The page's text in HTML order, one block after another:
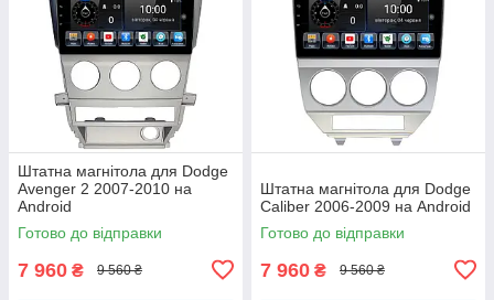
Штатна магнітола для Dodge
Avenger 2 2007-2010 на
Android
Готово до відправки
7 960 ₴ 9 560 ₴
Штатна магнітола для Dodge
Caliber 2006-2009 на Android
Готово до відправки
7 960 ₴ 9 560 ₴